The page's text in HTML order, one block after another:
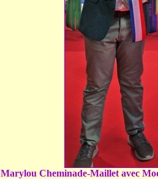
Marylou Cheminade-Maillet avec